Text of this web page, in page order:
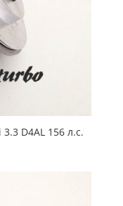
D4AL 156 л.с.